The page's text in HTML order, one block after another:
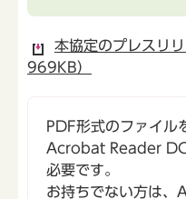
本協定のプレスリ
969KB）
PDF形式のファイ
Acrobat Reader
必要です。
お持ちでない方は、